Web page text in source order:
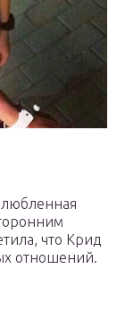
что Крид
отношений.